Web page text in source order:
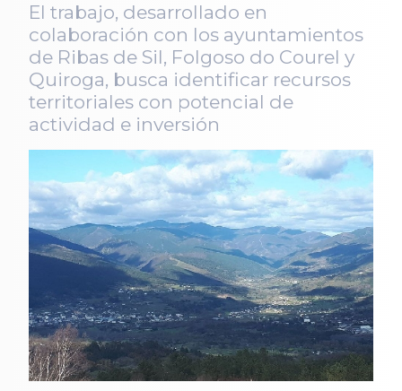
El trabajo, desarrollado en
colaboración con los ayuntamientos
de Ribas de Sil, Folgoso do Courel y
Quiroga, busca identificar recursos
territoriales con potencial de
actividad e inversión